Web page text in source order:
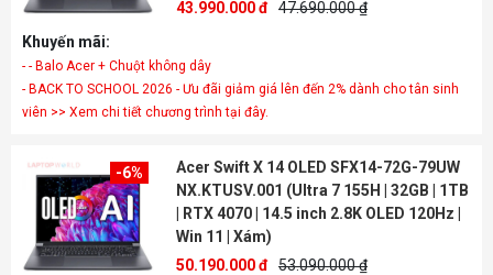
43.990.000 đ 47.690.000 ₫
Khuyến mãi:
- - Balo Acer + Chuột không dây
- BACK TO SCHOOL 2026 - Ưu đãi giảm giá lên đến 2% dành cho tân sinh
viên >> Xem chi tiết chương trình tại đây.
-6%
Acer Swift X 14 OLED SFX14-72G-79UW
NX.KTUSV.001 (Ultra 7 155H | 32GB | 1TB
| RTX 4070 | 14.5 inch 2.8K OLED 120Hz |
Win 11 | Xám)
50.190.000 đ 53.090.000 ₫